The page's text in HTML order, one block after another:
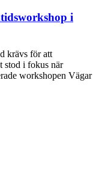
i
krävs för att
stod i fokus när
workshopen Vägar